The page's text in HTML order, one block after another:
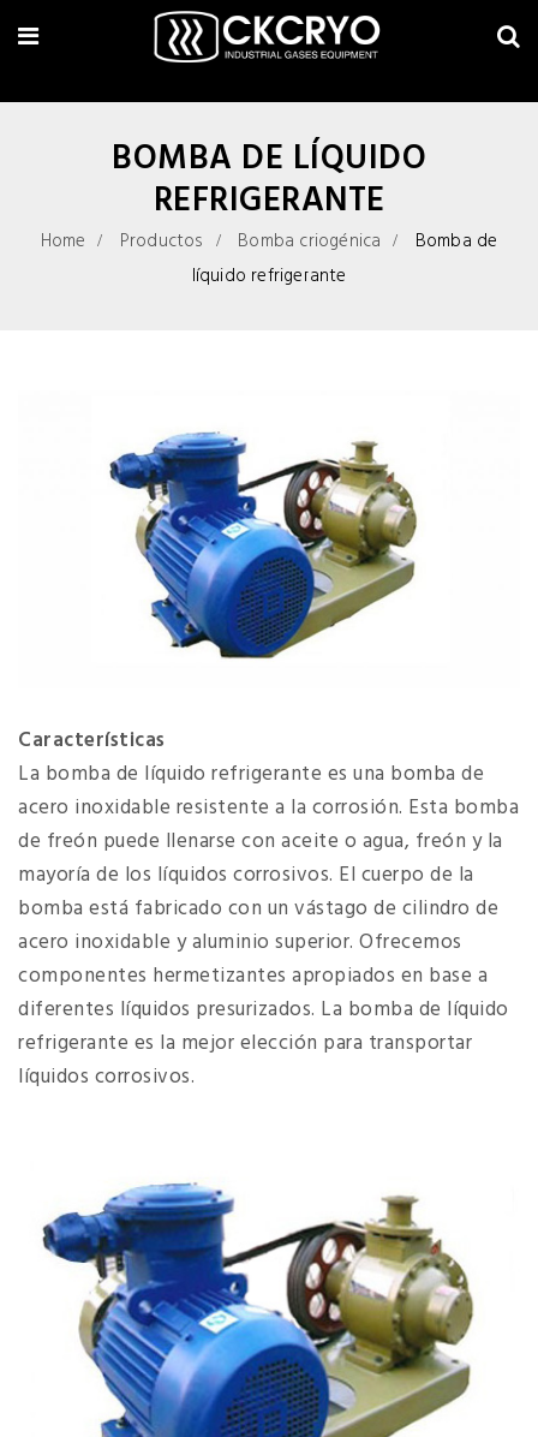
BOMBA DE LÍQUIDO
REFRIGERANTE
Home Productos Bomba criogénica
Bomba de
líquido refrigerante
Características
La bomba de líquido refrigerante es una bomba de
acero inoxidable resistente a la corrosión. Esta bomba
de freón puede llenarse con aceite o agua, freón y la
mayoría de los líquidos corrosivos. El cuerpo de la
bomba está fabricado con un vástago de cilindro de
acero inoxidable y aluminio superior. Ofrecemos
componentes hermetizantes apropiados en base a
diferentes líquidos presurizados. La bomba de líquido
refrigerante es la mejor elección para transportar
líquidos corrosivos.